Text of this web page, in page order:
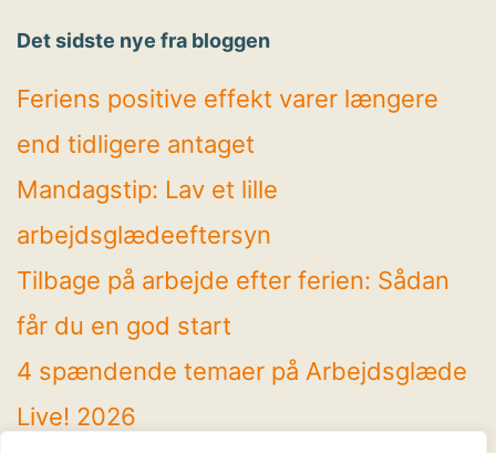
Det sidste nye fra bloggen
Feriens positive effekt varer længere
end tidligere antaget
Mandagstip: Lav et lille
arbejdsglædeeftersyn
Tilbage på arbejde efter ferien: Sådan
får du en god start
4 spændende temaer på Arbejdsglæde
Live! 2026